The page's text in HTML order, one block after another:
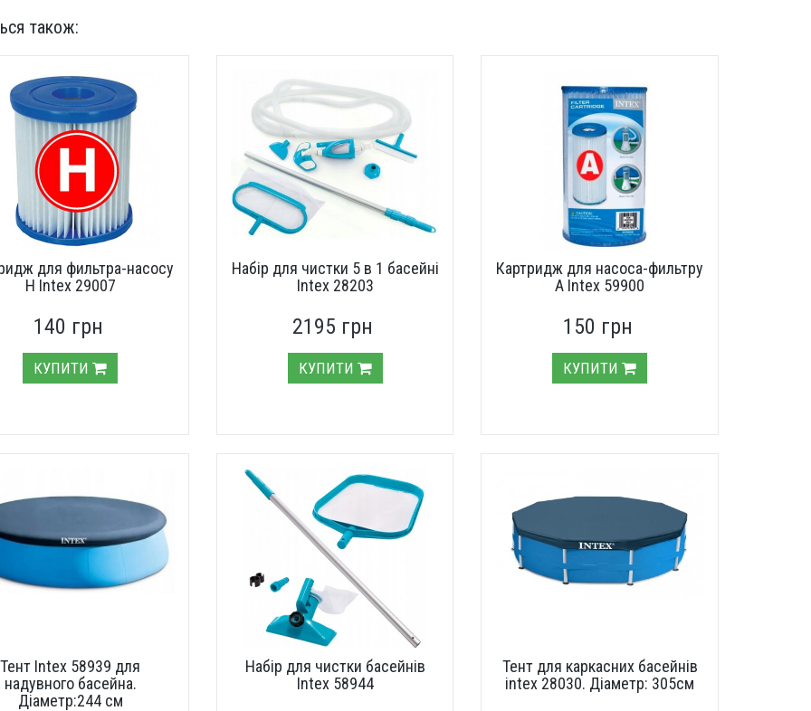
також:
для фильтра-насосу
H Intex 29007
140 грн
КУПИТИ
Набір для чистки 5 в 1 басейні
Intex 28203
2195 грн
КУПИТИ
Картридж для насоса-фильтру
А Intex 59900
150 грн
КУПИТИ
Тент Intex 58939 для
надувного басейна.
Діаметр:244 см
Набір для чистки басейнів
Intex 58944
Тент для каркасних басейнів
intex 28030. Діаметр: 305см